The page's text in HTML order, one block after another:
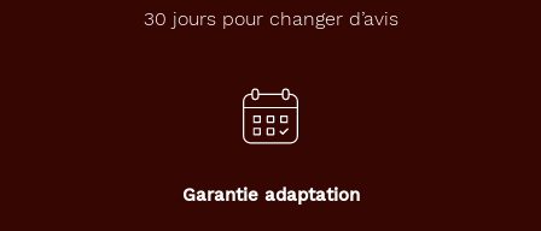
30 jours pour changer d’avis
Garantie adaptation